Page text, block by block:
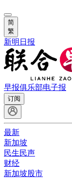
简
繁
新明日报
早报俱乐部电子报
订阅
最新
新加坡
民生民声
财经
新加坡股市